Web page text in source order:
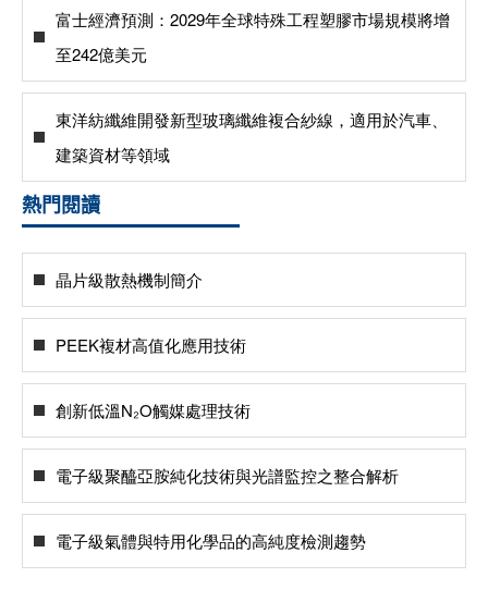
富士經濟預測：2029年全球特殊工程塑膠市場規模將增
至242億美元
東洋紡纖維開發新型玻璃纖維複合紗線，適用於汽車、
建築資材等領域
熱門閱讀
晶片級散熱機制簡介
PEEK複材高值化應用技術
創新低溫N₂O觸媒處理技術
電子級聚醯亞胺純化技術與光譜監控之整合解析
電子級氣體與特用化學品的高純度檢測趨勢